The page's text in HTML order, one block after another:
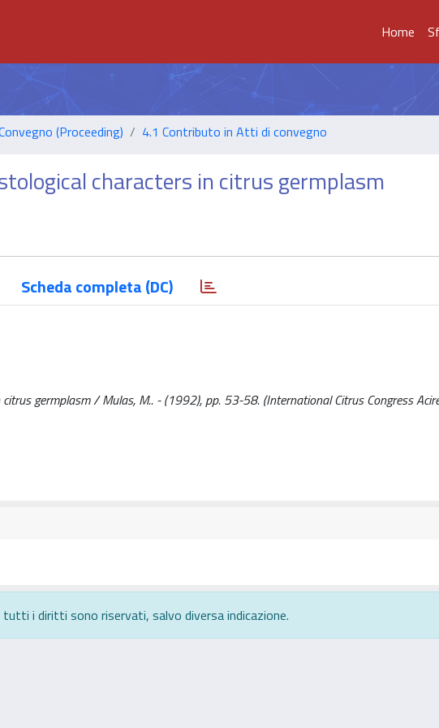
Home
(Proceeding) 4.1 Contributo in Atti di convegno
characters in citrus germplasm
Scheda completa (DC)
germplasm / Mulas, M.. - (1992), pp. 53-58. (International Citrus Congress
i diritti sono riservati, salvo diversa indicazione.